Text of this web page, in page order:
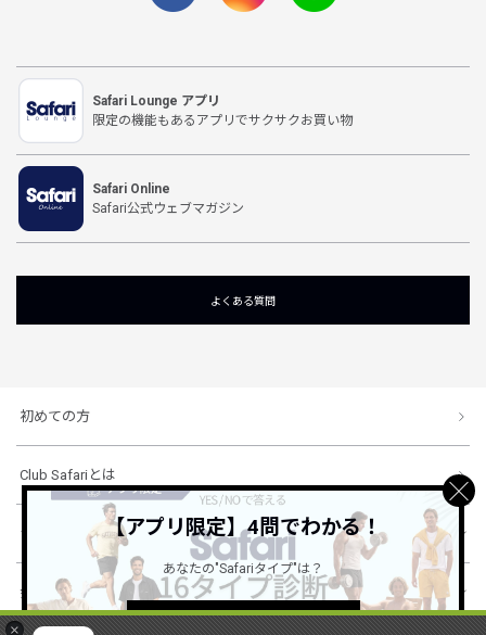
×
Safari Lounge アプリ
限定の機能もあるアプリでサクサクお買い物
Safari Online
Safari公式ウェブマガジン
よくある質問
初めての方
Club Safariとは
ショッピングガイド
会社概要・規約
【アプリ限定】4問でわかる！
あなたの"Safariタイプ"は？
詳しくはこちら ＞